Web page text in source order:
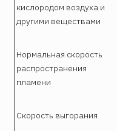
кислородом воздуха и
другими веществами
Нормальная скорость
распространения
пламени
Скорость выгорания